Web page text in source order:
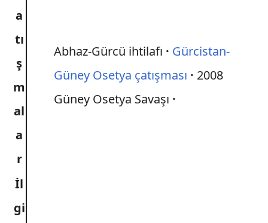
a
tı
ş
m
al
a
r
Abhaz-Gürcü ihtilafı
Gürcistan-
Güney Osetya çatışması
2008
Güney Osetya Savaşı
İl
gi